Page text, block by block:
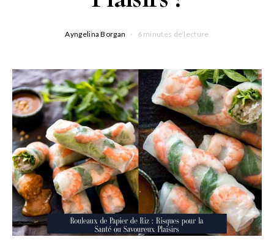
Ayngelina Borgan 6 minutes de lecture